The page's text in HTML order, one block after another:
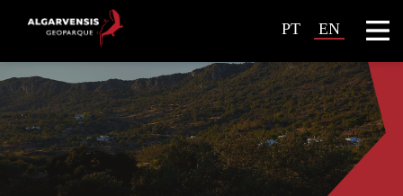
PT EN